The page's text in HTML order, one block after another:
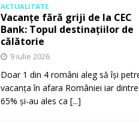
ACTUALITATE
Vacanțe fără griji de la CEC
Bank: Topul destinațiilor de
călătorie
9 iulie 2026
Doar 1 din 4 români aleg să își
vacanța în afara României iar
65% și-au ales ca [...]